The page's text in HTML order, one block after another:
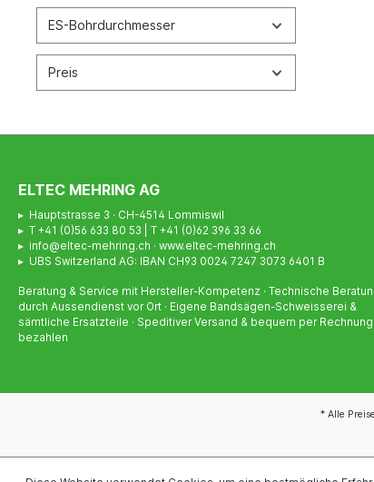
ES-Bohrdurchmesser
Preis
ELTEC MEHRING AG
▸ Hauptstrasse 3 · CH-4514 Lommiswil
▸ T +41 (0)56 633 80 53 | T +41 (0)62 396 33 66
▸ info@eltec-mehring.ch · www.eltec-mehring.ch
▸ UBS Switzerland AG: IBAN CH93 0024 7247 3073 6401 B
Beratung & Service mit Hersteller-Kompetenz · Technische
durch Aussendienst vor Ort · Eigene Bandsägen-Schweisserei &
sämtliche Ersatzteile · Speditiver Versand & bequem per Rechnung
bezahlen
* Alle